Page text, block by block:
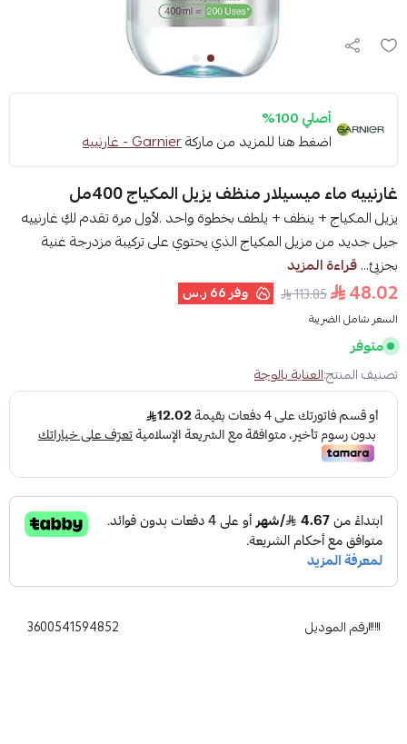
أصلي 100%
اضغط هنا للمزيد من ماركةGarnier - غارنييه
غارنييه ماء ميسيلار منظف يزيل المكياج 400مل
يزيل المكياج + ينظف + يلطف بخطوة واحد .لأول مرة تقدم لكِ غارنييه
جيل جديد من مزيل المكياج الذي يحتوي على تركيبة مزدرجة غنية
بجزيئ...قراءة المزيد
48.02
113.85 وفر66 ر.س
السعر شامل الضريبة
متوفر
تصنيف المنتج:العناية بالوجة
رقم الموديل 3600541594852